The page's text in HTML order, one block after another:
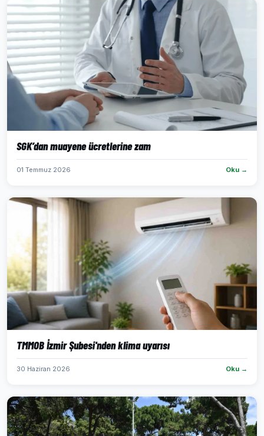
SGK’dan muayene ücretlerine zam
01 Temmuz 2026 Oku →
TMMOB İzmir Şubesi'nden klima uyarısı
30 Haziran 2026 Oku →